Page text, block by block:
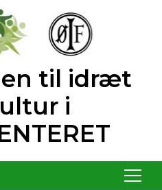
til idræt
i
Menu